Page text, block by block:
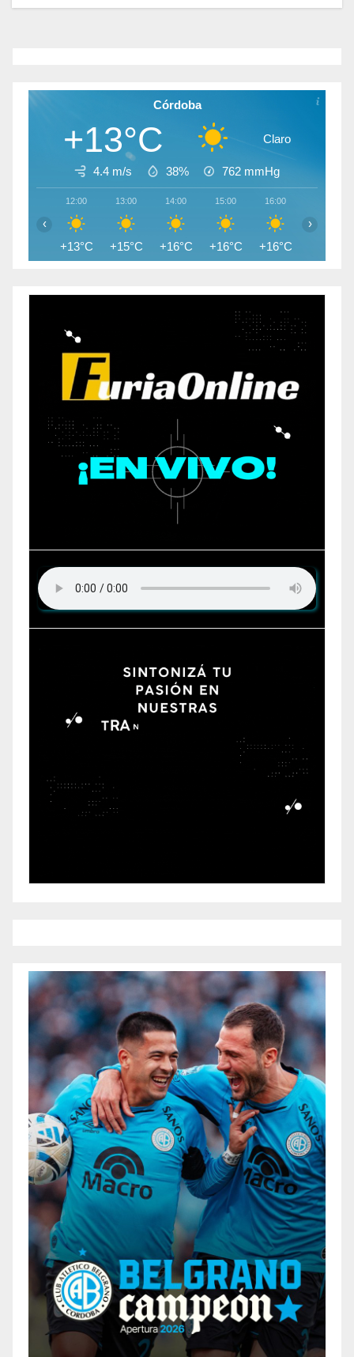
Córdoba
+13°C Claro
4.4 m/s 38% 762 mmHg
12:00
+13°C
13:00
+15°C
14:00
+16°C
15:00
+16°C
16:00
+16°C
‹ ›